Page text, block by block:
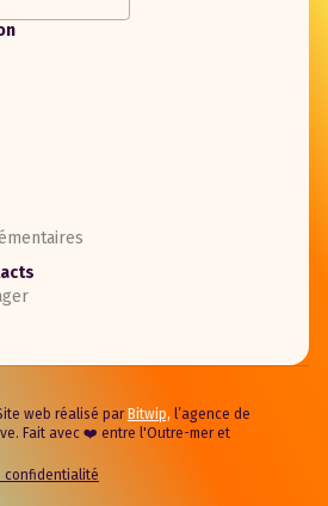
web réalisé par Bitwip, l’agence de
Fait avec ❤️ entre l'Outre-mer et
confidentialité